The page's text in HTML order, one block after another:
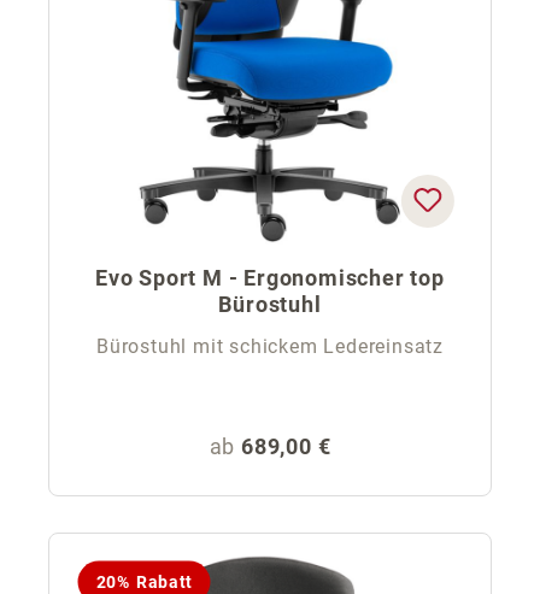
Evo Sport M - Ergonomischer top
Bürostuhl
Bürostuhl mit schickem Ledereinsatz
Regulärer Preis:
ab 689,00 €
20% Rabatt